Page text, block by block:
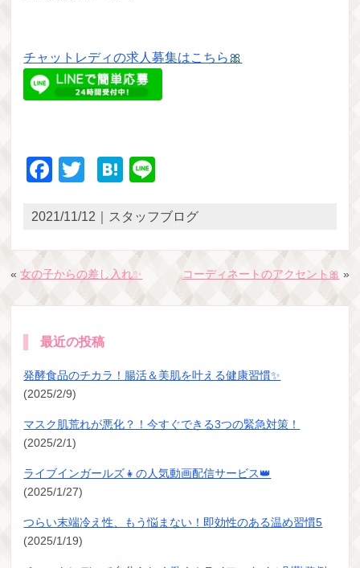
チャットレディの求人募集はこちら🎀
Facebook
TwitterHatena
2021/11/12｜スタッフブログ
«女の子からの差し入れ✨ コーディネートのアクセント🎀 »
最近の投稿
発酵食品のチカラ！腸活＆美肌を叶える健康習慣✨
(2025/2/9)
マスク肌荒れが悪化？！今すぐできる3つの緊急対策！
(2025/2/1)
ライブインガールズ👧の人気動画配信サービス👑
(2025/1/27)
つらい末端冷え性、もう悩まない！即効性のある温め習慣5
(2025/1/19)